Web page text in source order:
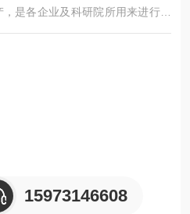
是各企业及科研院所用来进行中
15973146608